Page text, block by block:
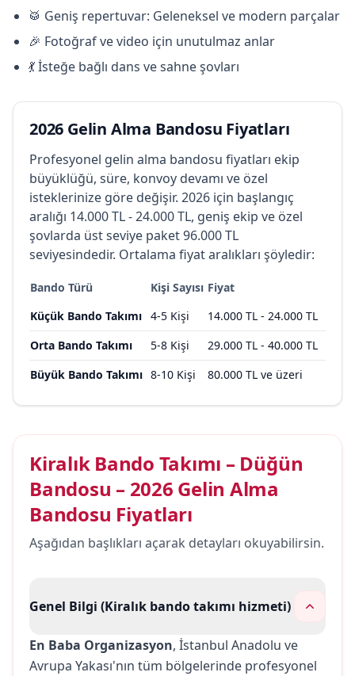
🥁 Geniş repertuvar: Geleneksel ve modern parçalar
🎉 Fotoğraf ve video için unutulmaz anlar
💃 İsteğe bağlı dans ve sahne şovları
2026 Gelin Alma Bandosu Fiyatları
Profesyonel gelin alma bandosu fiyatları ekip
büyüklüğü, süre, konvoy devamı ve özel
isteklerinize göre değişir. 2026 için başlangıç
aralığı 14.000 TL - 24.000 TL, geniş ekip ve özel
şovlarda üst seviye paket 96.000 TL
seviyesindedir. Ortalama fiyat aralıkları şöyledir:
Bando Türü Kişi Sayısı Fiyat
Küçük Bando Takımı 4-5 Kişi
14.000 TL - 24.000 TL
Orta Bando Takımı
5-8 Kişi
29.000 TL - 40.000 TL
Büyük Bando Takımı 8-10 Kişi 80.000 TL ve üzeri
Kiralık Bando Takımı – Düğün
Bandosu – 2026 Gelin Alma
Bandosu Fiyatları
Aşağıdan başlıkları açarak detayları okuyabilirsin.
Genel Bilgi (Kiralık bando takımı hizmeti)
En Baba Organizasyon, İstanbul Anadolu ve
Avrupa Yakası'nın tüm bölgelerinde profesyonel